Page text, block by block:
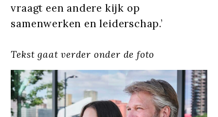
vraagt een andere kijk op
samenwerken en leiderschap.’
Tekst gaat verder onder de foto